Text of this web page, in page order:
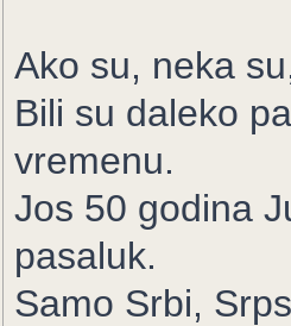
Ako su, neka
Bili su daleko
vremenu.
Jos 50 godina
pasaluk.
Samo Srbi,